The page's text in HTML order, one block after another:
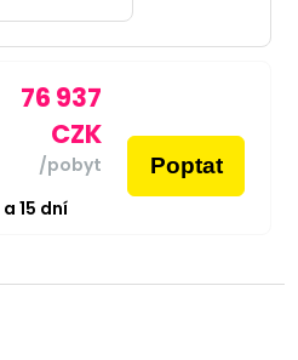
76 937
CZK
/pobyt Poptat
a 15 dní